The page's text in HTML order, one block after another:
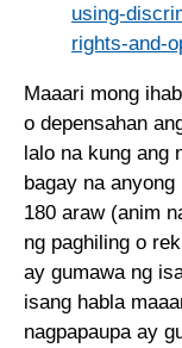
using-
rights-and-
Maaari mong
o depensahan
lalo na kung ang
bagay na
180 araw (anim
ng paghiling o
ay gumawa ng
isang habla
nagpapaupa ay